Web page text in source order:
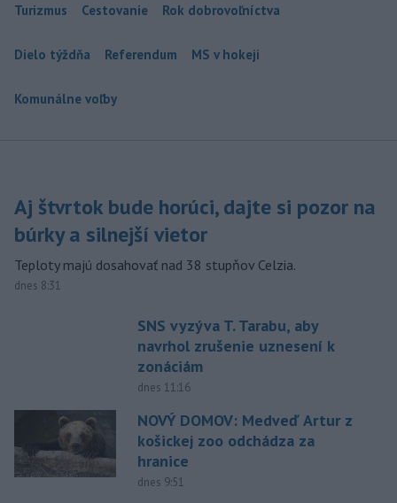
Turizmus Cestovanie Rok dobrovoľníctva
Dielo týždňa Referendum MS v hokeji
Komunálne voľby
Aj štvrtok bude horúci, dajte si pozor na
búrky a silnejší vietor
Teploty majú dosahovať nad 38 stupňov Celzia.
dnes 8:31
SNS vyzýva T. Tarabu, aby
navrhol zrušenie uznesení k
zonáciám
dnes 11:16
NOVÝ DOMOV: Medveď Artur z
košickej zoo odchádza za
hranice
dnes 9:51